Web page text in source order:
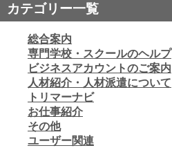
カテゴリー一覧
総合案内
専門学校・スクールのヘルプ
ビジネスアカウントのご案内
人材紹介・人材派遣について
トリマーナビ
お仕事紹介
その他
ユーザー関連